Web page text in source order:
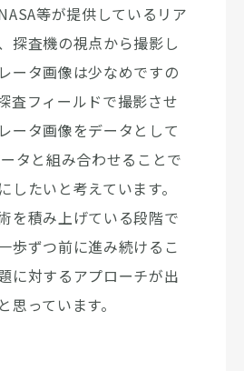
等が提供しているリア
探査機の視点から撮影し
ータ画像は少なめですの
査フィールドで撮影させ
ータ画像をデータとして
タと組み合わせることで
したいと考えています。
を積み上げている段階で
歩ずつ前に進み続けるこ
に対するアプローチが出
思っています。